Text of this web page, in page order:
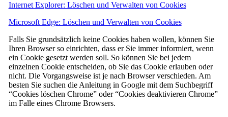
Internet Explorer: Löschen und Verwalten von Cookies
Microsoft Edge: Löschen und Verwalten von Cookies
Falls Sie grundsätzlich keine Cookies haben wollen, können Sie
Ihren Browser so einrichten, dass er Sie immer informiert, wenn
ein Cookie gesetzt werden soll. So können Sie bei jedem
einzelnen Cookie entscheiden, ob Sie das Cookie erlauben oder
nicht. Die Vorgangsweise ist je nach Browser verschieden. Am
besten Sie suchen die Anleitung in Google mit dem Suchbegriff
“Cookies löschen Chrome” oder “Cookies deaktivieren Chrome”
im Falle eines Chrome Browsers.